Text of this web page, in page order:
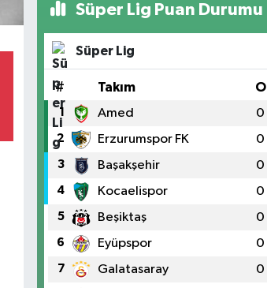
Süper Lig Puan Durumu
Süper Lig
# Takım O
1 Amed 0
2 Erzurumspor FK 0
3 Başakşehir 0
4 Kocaelispor 0
5 Beşiktaş 0
6 Eyüpspor 0
7 Galatasaray 0